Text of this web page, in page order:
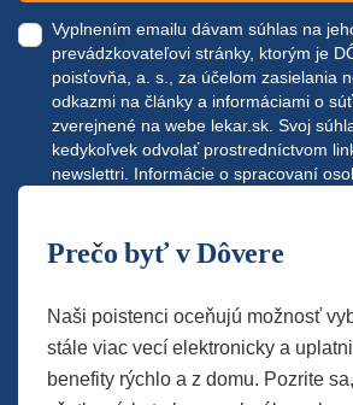
Vyplnením emailu dávam súhlas na
prevádzkovateľovi stránky, ktorým je
poisťovňa, a. s., za účelom zasielania
odkazmi na články a informáciami o
zverejnené na webe lekar.sk. Svoj
kedykoľvek odvolať prostredníctvom
newslettri. Informácie o spracovaní
Prečo byť v Dôvere
Naši poistenci oceňujú možnosť
stále viac vecí elektronicky a
benefity rýchlo a z domu. Pozrite